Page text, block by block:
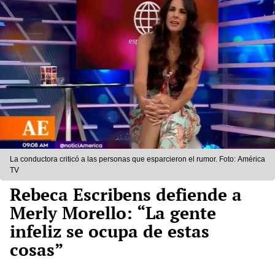
La conductora criticó a las personas que esparcieron el rumor. Foto: América
TV
Rebeca Escribens defiende a
Merly Morello: “La gente
infeliz se ocupa de estas
cosas”